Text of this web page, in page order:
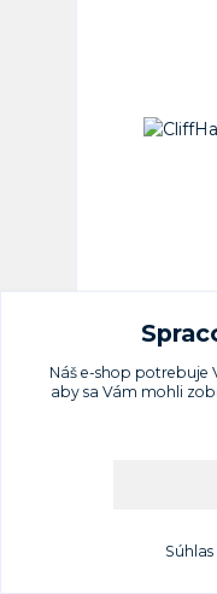
169,90 €
skladom
Náš e-shop potrebuje
aby sa Vám mohli